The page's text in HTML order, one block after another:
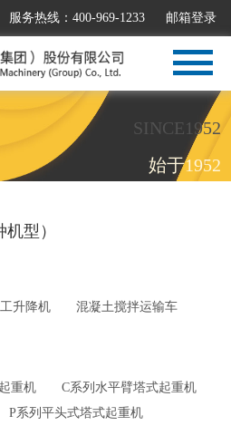
服务热线：400-969-1233 邮箱登录
SINCE1952
始于1952
机型）
升降机
混凝土搅拌运输车
重机
C系列水平臂塔式起重机
P系列平头式塔式起重机